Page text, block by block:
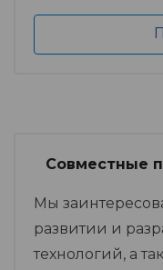
Совместные
Мы
развитии и
технологий, а